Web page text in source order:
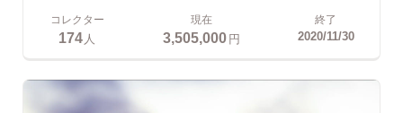
コレクター
174 人
現在
3,505,000円
終了
2020/11/30